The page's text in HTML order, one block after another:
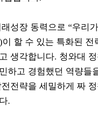
성장 동력으로 “우리
할 수 있는 특화된 전
생각합니다. 청와대 정
하고 경험했던 역량들
전략을 세밀하게 짜
.